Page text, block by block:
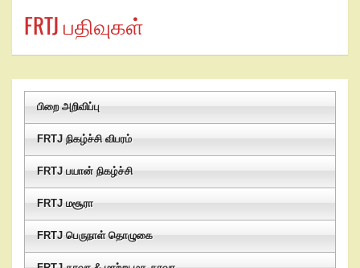
FRTJ பதிவுகள்
பிறை அறிவிப்பு
FRTJ நிகழ்ச்சி விபரம்
FRTJ பயான் நிகழ்ச்சி
FRTJ மசூரா
FRTJ பெருநாள் தொழுகை